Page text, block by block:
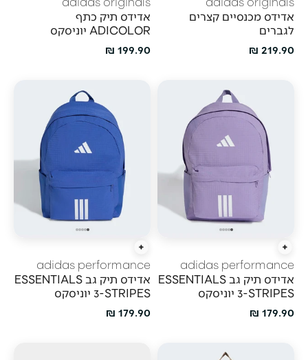
אדידס מכנסיים קצרים
לגברים
מחיר מבצע
219.90 ₪
אדידס תיק כתף
ADICOLOR יוניסקס
מחיר מבצע
199.90 ₪
הוסף לעגלה
adidas performance
אדידס תיק גב ESSENTIALS
3-STRIPES יוניסקס
מחיר מבצע
179.90 ₪
הוסף לעגלה
adidas performance
אדידס תיק גב ESSENTIALS
3-STRIPES יוניסקס
מחיר מבצע
179.90 ₪